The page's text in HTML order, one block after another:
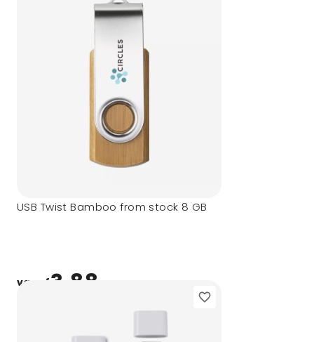
USB Twist Bamboo from stock 8 GB
vanaf3,88